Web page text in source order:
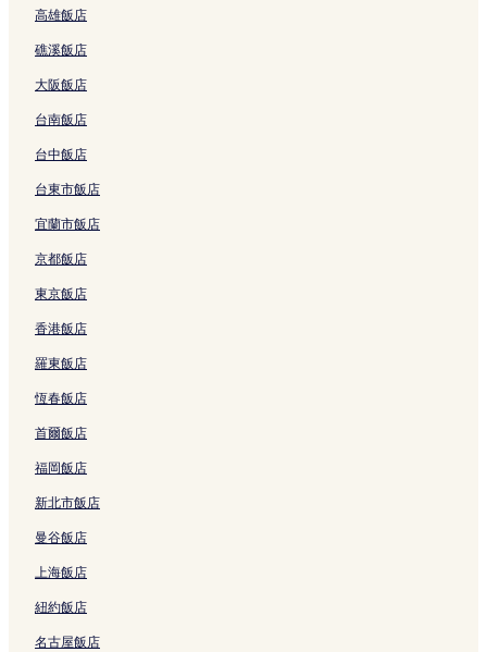
的
結
的
結
連
t
o
n
T
a
a
a
w
a
的
連
結
y
u
l
i
c
連
結
u
i
t
a
-
u
h
i
的
連
結
a
a
m
a
c
i
e
k
i
的
連
結
h
n
b
a
s
i
連
結
a
u
r
a
l
o
S
p
r
i
n
g
的
結
y
o
s
h
i
o
e
s
o
r
t
s
連
r
m
e
n
t
A
a
b
u
T
o
k
o
連
結
h
E
k
i
m
e
連
結
i
a
e
的
連
s
T
a
w
a
a
a
c
h
i
E
k
m
e
的
連
結
高雄飯店
礁溪飯店
大阪飯店
台南飯店
台中飯店
台東市飯店
宜蘭市飯店
京都飯店
東京飯店
香港飯店
羅東飯店
恆春飯店
首爾飯店
福岡飯店
新北市飯店
曼谷飯店
上海飯店
紐約飯店
名古屋飯店